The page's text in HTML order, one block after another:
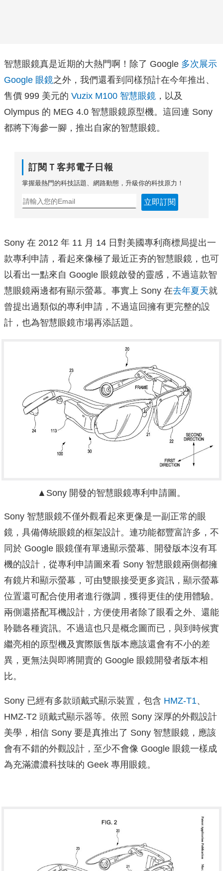
智慧眼鏡真是近期的大熱門啊！除了 Google 多次展示
Google 眼鏡之外，我們還看到同樣預計在今年推出、
售價 999 美元的 Vuzix M100 智慧眼鏡 ，以及
Olympus 的 MEG 4.0 智慧眼鏡原型機。這回連 Sony
都將下海參一腳，推出自家的智慧眼鏡。
訂閱Ｔ客邦電子日報
掌握最熱門的科技話題、網路動態，升級你的科技原力！
立即訂閱
Sony 在 2012 年 11 月 14 日對美國專利商標局提出一
款專利申請，看起來像極了最近正夯的智慧眼鏡，也可
以看出一點來自 Google 眼鏡啟發的靈感，不過這款智
慧眼鏡兩邊都有顯示螢幕。事實上 Sony 在去年夏天就
曾提出過類似的專利申請，不過這回擁有更完整的設
計，也為智慧眼鏡市場再添話題。
▲Sony 開發的智慧眼鏡專利申請圖。
Sony 智慧眼鏡不僅外觀看起來更像是一副正常的眼
鏡，具備傳統眼鏡的框架設計。連功能都豐富許多，不
同於 Google 眼鏡僅有單邊顯示螢幕、開發版本沒有耳
機的設計，從專利申請圖來看 Sony 智慧眼鏡兩側都擁
有鏡片和顯示螢幕，可由雙眼接受更多資訊，顯示螢幕
位置還可配合使用者進行微調，獲得更佳的使用體驗。
兩側還搭配耳機設計，方便使用者除了眼看之外、還能
聆聽各種資訊。不過這也只是概念圖而已，與到時候實
繼亮相的原型機及實際販售版本應該還會有不小的差
異，更無法與即將開賣的 Google 眼鏡開發者版本相
比。
Sony 已經有多款頭戴式顯示裝置，包含 HMZ-T1、
HMZ-T2 頭戴式顯示器等。依照 Sony 深厚的外觀設計
美學，相信 Sony 要是真推出了 Sony 智慧眼鏡，應該
會有不錯的外觀設計，至少不會像 Google 眼鏡一樣成
為充滿濃濃科技味的 Geek 專用眼鏡。